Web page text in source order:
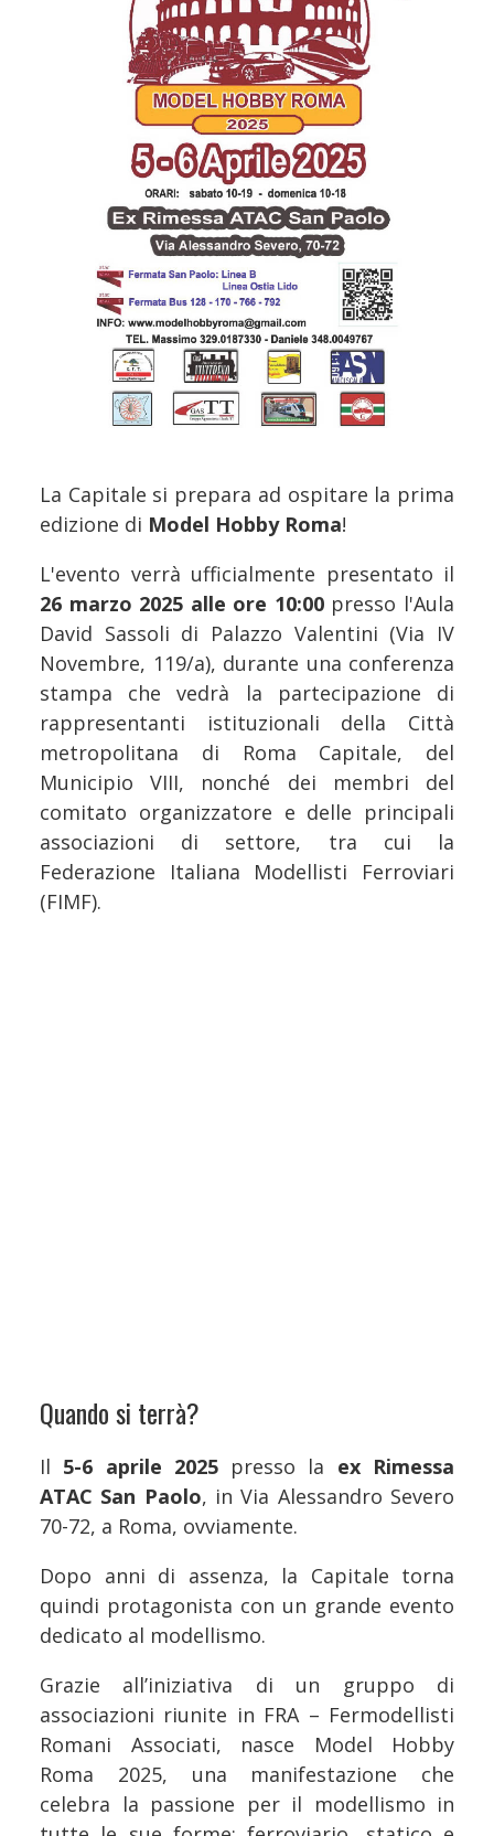
La Capitale si prepara ad ospitare la prima
edizione di Model Hobby Roma!
L'evento verrà ufficialmente presentato il
26 marzo 2025 alle ore 10:00 presso l'Aula
David Sassoli di Palazzo Valentini (Via IV
Novembre, 119/a), durante una conferenza
stampa che vedrà la partecipazione di
rappresentanti istituzionali della Città
metropolitana di Roma Capitale, del
Municipio VIII, nonché dei membri del
comitato organizzatore e delle principali
associazioni di settore, tra cui la
Federazione Italiana Modellisti Ferroviari
(FIMF).
Quando si terrà?
Il 5-6 aprile 2025 presso la ex Rimessa
ATAC San Paolo, in Via Alessandro Severo
70-72, a Roma, ovviamente.
Dopo anni di assenza, la Capitale torna
quindi protagonista con un grande evento
dedicato al modellismo.
Grazie all’iniziativa di un gruppo di
associazioni riunite in FRA – Fermodellisti
Romani Associati, nasce Model Hobby
Roma 2025, una manifestazione che
celebra la passione per il modellismo in